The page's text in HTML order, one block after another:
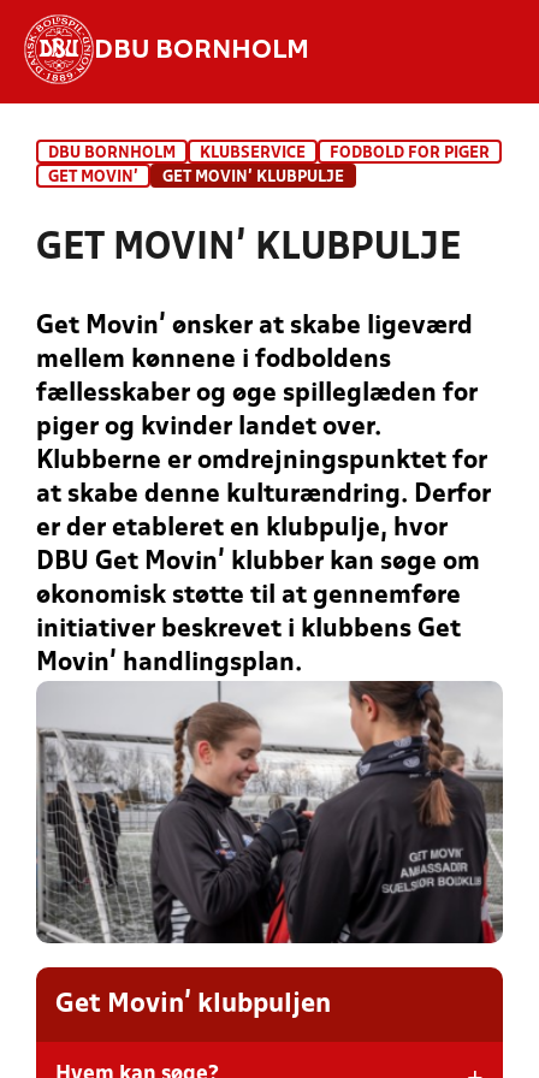
DBU BORNHOLM
INDHOLD OG NYHEDER
HOLD
DBU BORNHOLM KLUBSERVICE
FODBOLD FOR PIGER
GET MOVIN’
GET MOVIN’ KLUBPULJE
GET MOVIN’ KLUBPULJE
Get Movin’ ønsker at skabe ligeværd
mellem kønnene i fodboldens
fællesskaber og øge spilleglæden for
piger og kvinder landet over.
Klubberne er omdrejningspunktet for
at skabe denne kulturændring. Derfor
er der etableret en klubpulje, hvor
DBU Get Movin’ klubber kan søge om
økonomisk støtte til at gennemføre
initiativer beskrevet i klubbens Get
Movin’ handlingsplan.
Get Movin' klubpuljen